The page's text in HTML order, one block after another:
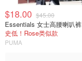
$18.00 $45.00
Essentials 女士高腰喇叭裤
史低！Rose类似款
PUMA